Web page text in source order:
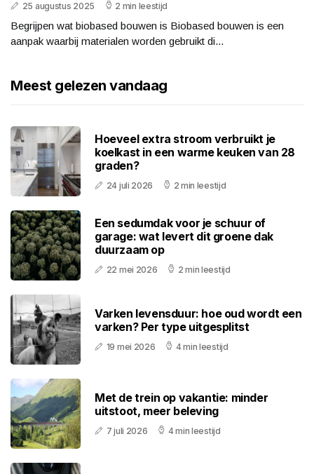
25 augustus 2025 2 min leestijd
Begrijpen wat biobased bouwen is Biobased bouwen is een
aanpak waarbij materialen worden gebruikt di...
Meest gelezen vandaag
Hoeveel extra stroom verbruikt je
koelkast in een warme keuken van 28
graden?
24 juli 2026 2 min leestijd
Een sedumdak voor je schuur of
garage: wat levert dit groene dak
duurzaam op
22 mei 2026 2 min leestijd
Varken levensduur: hoe oud wordt een
varken? Per type uitgesplitst
19 mei 2026 4 min leestijd
Met de trein op vakantie: minder
uitstoot, meer beleving
7 juli 2026 4 min leestijd